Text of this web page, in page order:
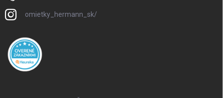
omietky_hermann_sk/